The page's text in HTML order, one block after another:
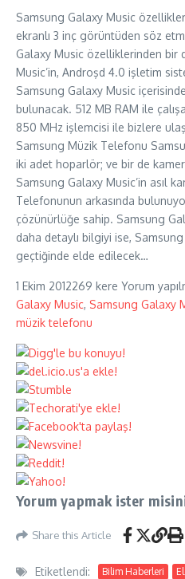
Samsung Galaxy Music
ekranlı 3 inç görüntüden söz
Galaxy Music özelliklerinden bir
Music’in, Androşd 4.0 işletim
Samsung Galaxy Music
bulunacak. 512 MB RAM ile
850 MHz işlemcisi ile bizlere
Samsung Müzik Telefonu
iki adet hoparlör; ve bir de
Samsung Galaxy Music’in asıl
Telefonunun arkasında
çözünürlüğe sahip. Samsung
daha detaylı bilgiyi ise,
geçtiğinde elde edilecek…
1 Ekim 2012269 kere Yorum
Galaxy Music, Samsung Galaxy
müzik telefonu
Yorum yapmak ister
Share this Article
Etiketlendi: Bilim Haberleri